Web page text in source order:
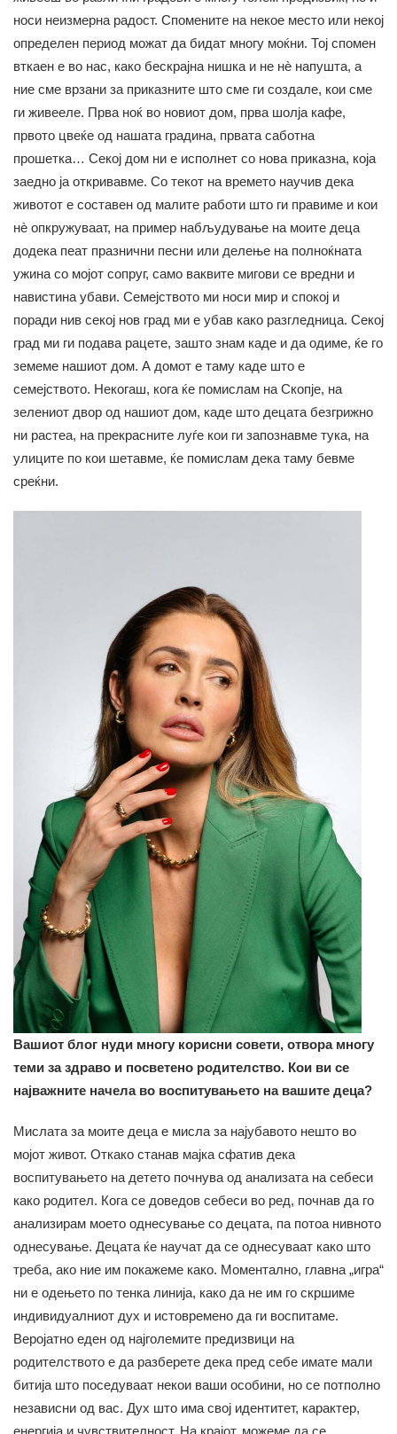
носи неизмерна радост. Спомените на некое место или некој
определен период можат да бидат многу моќни. Тој спомен
вткаен е во нас, како бескрајна нишка и не нè напушта, а
ние сме врзани за приказните што сме ги создале, кои сме
ги живееле. Прва ноќ во новиот дом, прва шолја кафе,
првото цвеќе од нашата градина, првата саботна
прошетка… Секој дом ни е исполнет со нова приказна, која
заедно ја откривавме. Со текот на времето научив дека
животот е составен од малите работи што ги правиме и кои
нè опкружуваат, на пример набљудување на моите деца
додека пеат празнични песни или делење на полноќната
ужина со мојот сопруг, само ваквите мигови се вредни и
навистина убави. Семејството ми носи мир и спокој и
поради нив секој нов град ми е убав како разгледница. Секој
град ми ги подава рацете, зашто знам каде и да одиме, ќе го
земеме нашиот дом. А домот е таму каде што е
семејството. Некогаш, кога ќе помислам на Скопје, на
зелениот двор од нашиот дом, каде што децата безгрижно
ни растеа, на прекрасните луѓе кои ги запознавме тука, на
улиците по кои шетавме, ќе помислам дека таму бевме
среќни.
Вашиот блог нуди многу корисни совети, отвора многу
теми за здраво и посветено родителство. Кои ви се
најважните начела во воспитувањето на вашите деца?
Мислата за моите деца е мисла за најубавото нешто во
мојот живот. Откако станав мајка сфатив дека
воспитувањето на детето почнува од анализата на себеси
како родител. Кога се доведов себеси во ред, почнав да го
анализирам моето однесување со децата, па потоа нивното
однесување. Децата ќе научат да се однесуваат како што
треба, ако ние им покажеме како. Моментално, главна „игра“
ни е одењето по тенка линија, како да не им го скршиме
индивидуалниот дух и истовремено да ги воспитаме.
Веројатно еден од најголемите предизвици на
родителството е да разберете дека пред себе имате мали
битија што поседуваат некои ваши особини, но се потполно
независни од вас. Дух што има свој идентитет, карактер,
енергија и чувствителност. На крајот, можеме да се